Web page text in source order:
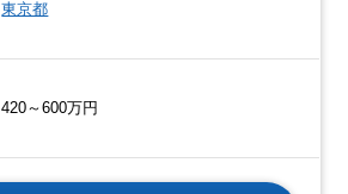
東京都
420～600万円